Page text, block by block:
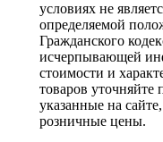
условиях не
определяемой
Гражданского
исчерпывающей
стоимости и
товаров уточняйте
указанные на
розничные цены.